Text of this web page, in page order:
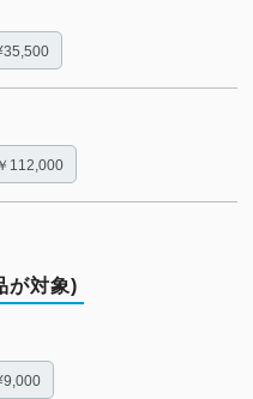
112,000
が対象)